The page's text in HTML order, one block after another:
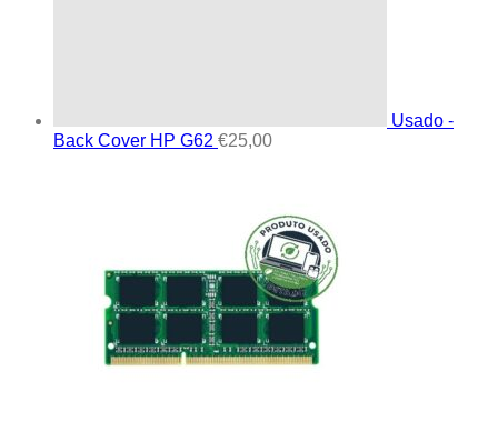
Usado -
Back Cover HP G62 €25,00